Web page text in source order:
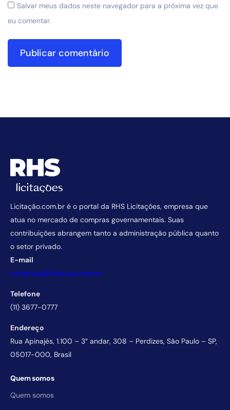
Salvar meus dados neste navegador para a próxima vez que
eu comentar.
Licitação.com.br é o portal da RHS Licitações, empresa que
atua no mercado de compras governamentais. Suas
contribuições abrangem tanto a administração pública quanto
o setor privado.
E-mail
comercial@licitacao.com.br
Telefone
(11) 3677-0777
Endereço
Rua Apinajés, 1.100 – 3° andar, 308 – Perdizes, São Paulo – SP,
05017-000, Brasil
Quem somos
Quem somos